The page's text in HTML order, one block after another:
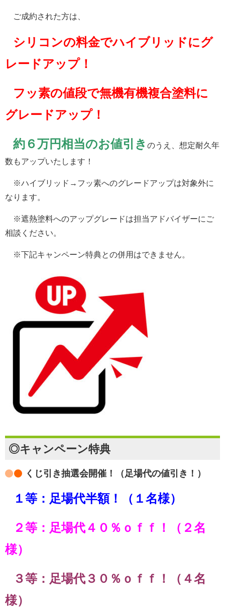
ご成約された方は、
シリコンの料金でハイブリッドにグ
レードアップ！
フッ素の値段で無機有機複合塗料に
グレードアップ！
約６万円相当のお値引き のうえ、想定耐久年
数もアップいたします！
※ハイブリッド→フッ素へのグレードアップは対象外に
なります。
※遮熱塗料へのアップグレードは担当アドバイザーにご
相談ください。
※下記キャンペーン特典との併用はできません。
◎キャンペーン特典
くじ引き抽選会開催！（足場代の値引き！）
１等：足場代半額！（１名様）
２等：足場代４０％ｏｆｆ！（２名
様）
３等：足場代３０％ｏｆｆ！（４名
様）